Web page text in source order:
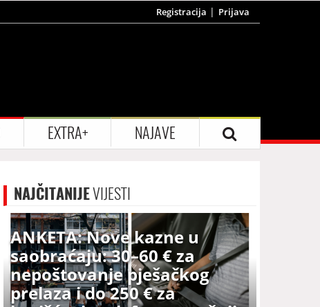
Registracija Prijava
EXTRA+ NAJAVE
NAJČITANIJEVIJESTI
ANKETA: Nove kazne u
saobraćaju: 30–60 € za
nepoštovanje pješačkog
prelaza i do 250 € za